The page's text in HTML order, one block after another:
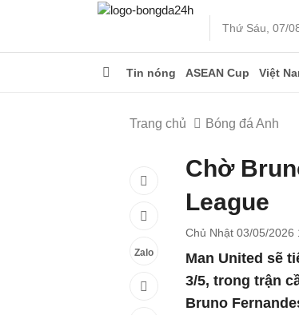
Thứ Sáu, 07/
Tin nóng ASEAN Cup Việt
Trang chủ Bóng đá Anh
Zalo
Chờ
League
Chủ Nhật 03/05/2026
Man United sẽ
3/5, trong trận
Bruno